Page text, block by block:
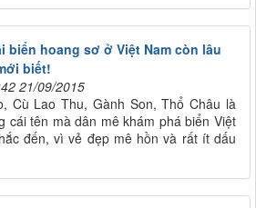
biển hoang sơ ở Việt Nam còn lâu
biết!
21/09/2015
Cù Lao Thu, Gành Son, Thổ Châu là
cái tên mà dân mê khám phá biển Việt
đến, vì vẻ đẹp mê hồn và rất ít dấu